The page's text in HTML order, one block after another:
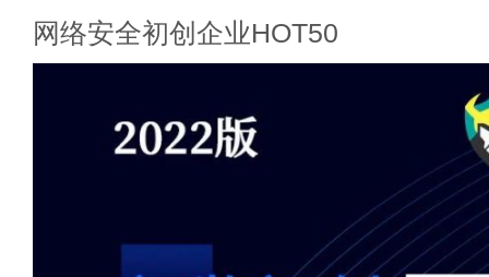
网络安全初创企业HOT50